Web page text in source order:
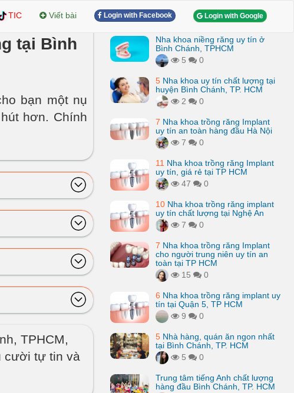
TIC Viết bài Login with Facebook Login with Google
tại Bình
bạn một nụ
hơn. Chính
TPHCM,
cười tự tin và
Nha khoa niềng răng uy tín ở
Bình Chánh, TPHCM
5
0
5 Nha khoa uy tín chất lượng tại
huyện Bình Chánh, TP. HCM
2
0
7 Nha khoa trồng răng Implant
uy tín an toàn hàng đầu Hà Nội
7
0
11 Nha khoa trồng răng Implant
uy tín, giá rẻ tại TP HCM
47
0
10 Nha khoa trồng răng implant
uy tín chất lượng tại Nghệ An
7
0
7 Nha khoa trồng răng Implant
cho người trung niên uy tín an
toàn tại TP HCM
15
0
6 Nha khoa trồng răng implant uy
tín tại Quận 5, TP HCM
9
0
5 Nhà hàng, quán ăn ngon nhất
tại Bình Chánh, TP. HCM
5
0
Trung tâm tiếng Anh chất lượng
hàng đầu Bình Chánh, TP. HCM